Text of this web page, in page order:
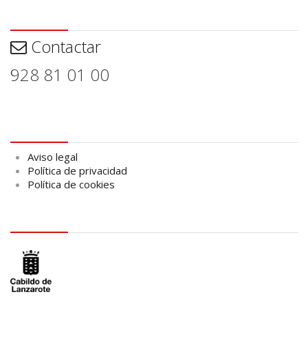
Contactar
928 81 01 00
Aviso legal
Política de privacidad
Política de cookies